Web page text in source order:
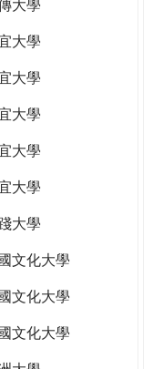
大學
大學
大學
大學
大學
大學
大學
文化大學
文化大學
文化大學